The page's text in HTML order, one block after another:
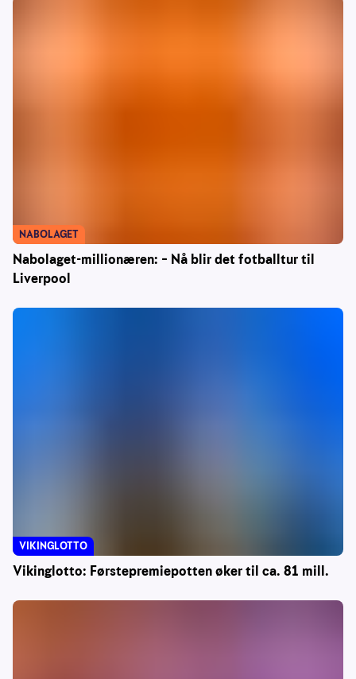
Nabolaget-millionæren: – Nå blir det fotballtur til
Liverpool
NABOLAGET
Vikinglotto: Førstepremiepotten øker til ca. 81 mill.
VIKINGLOTTO